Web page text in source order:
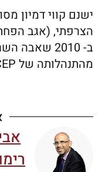
ישנם קווי דמיון
הצרפתי, (אגב
ב- 2010
מהתנהלותה של ARCEP.